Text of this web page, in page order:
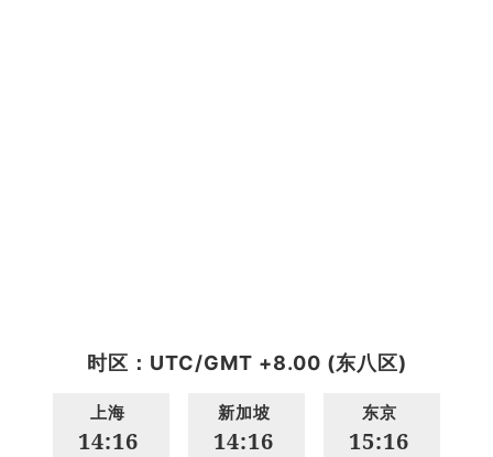
时区：UTC/GMT +8.00 (东八区)
上海
14:16
新加坡
14:16
东京
15:16